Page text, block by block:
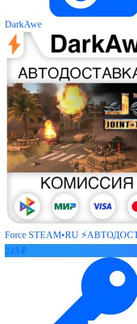
DarkAwe
Force STEAM•RU
243 ₽